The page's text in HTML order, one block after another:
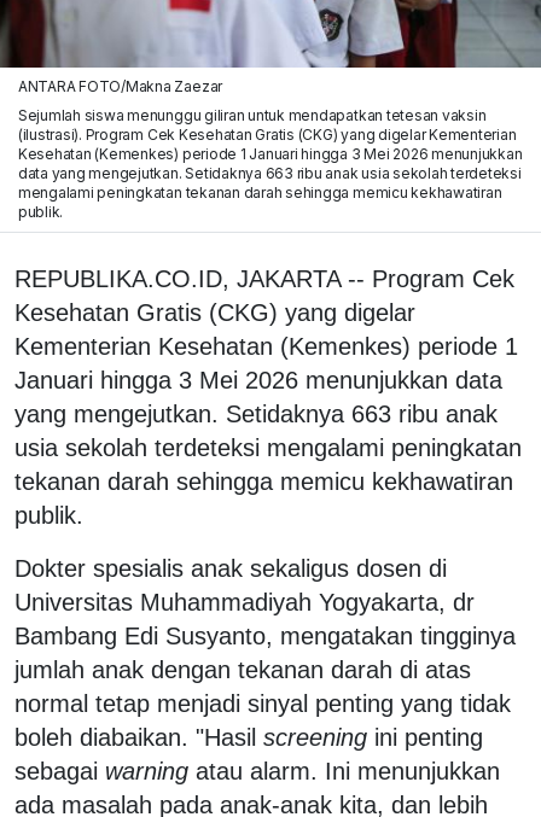
ANTARA FOTO/Makna Zaezar
Sejumlah siswa menunggu giliran untuk mendapatkan tetesan vaksin
(ilustrasi). Program Cek Kesehatan Gratis (CKG) yang digelar Kementerian
Kesehatan (Kemenkes) periode 1 Januari hingga 3 Mei 2026 menunjukkan
data yang mengejutkan. Setidaknya 663 ribu anak usia sekolah terdeteksi
mengalami peningkatan tekanan darah sehingga memicu kekhawatiran
publik.
REPUBLIKA.CO.ID, JAKARTA -- Program Cek
Kesehatan Gratis (CKG) yang digelar
Kementerian Kesehatan (Kemenkes) periode 1
Januari hingga 3 Mei 2026 menunjukkan data
yang mengejutkan. Setidaknya 663 ribu anak
usia sekolah terdeteksi mengalami peningkatan
tekanan darah sehingga memicu kekhawatiran
publik.
Dokter spesialis anak sekaligus dosen di
Universitas Muhammadiyah Yogyakarta, dr
Bambang Edi Susyanto, mengatakan tingginya
jumlah anak dengan tekanan darah di atas
normal tetap menjadi sinyal penting yang tidak
boleh diabaikan. "Hasil screening ini penting
sebagai warning atau alarm. Ini menunjukkan
ada masalah pada anak-anak kita, dan lebih